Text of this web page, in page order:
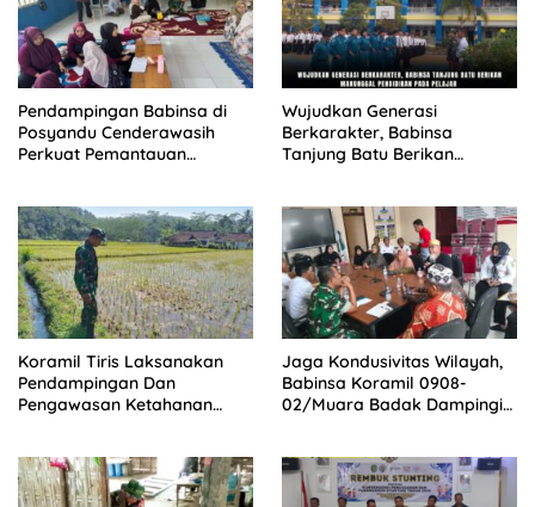
Pendampingan Babinsa di
Posyandu Cenderawasih
Perkuat Pemantauan
Wujudkan Generasi
Berkarakter, Babinsa
Tanjung Batu Berikan
Koramil Tiris Laksanakan
Pendampingan Dan
Pengawasan Ketahanan
Jaga Kondusivitas Wilayah,
Babinsa Koramil 0908-
02/Muara Badak Dampingi